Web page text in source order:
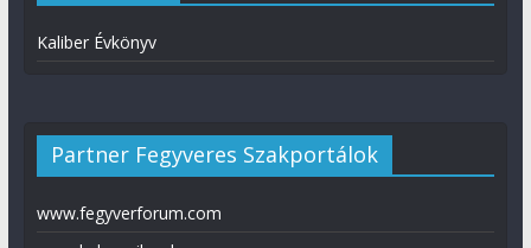
Kaliber Évkönyv
Partner Fegyveres Szakportálok
www.fegyverforum.com